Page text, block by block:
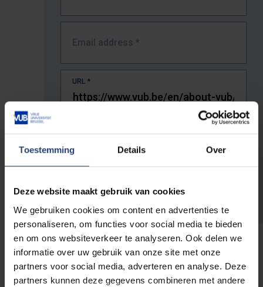
Toestemming Details Over
Deze website maakt gebruik van cookies
We gebruiken cookies om content en advertenties te
personaliseren, om functies voor social media te bieden
en om ons websiteverkeer te analyseren. Ook delen we
informatie over uw gebruik van onze site met onze
partners voor social media, adverteren en analyse. Deze
partners kunnen deze gegevens combineren met andere
Email address *
URL *
The full URL of the page where you encountered the error.